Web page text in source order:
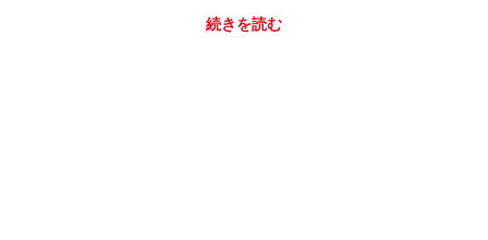
続きを読む